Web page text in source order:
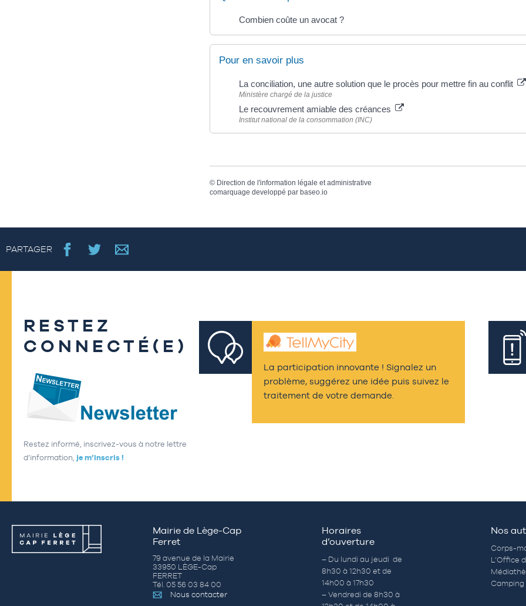
Combien coûte un avocat ?
Pour en savoir plus
La conciliation, une autre solution que le procès pour mettre fin au conflit
Ministère chargé de la justice
Le recouvrement amiable des créances
Institut national de la consommation (INC)
© Direction de l'information légale et administrative
comarquage developpé par baseo.io
PARTAGER
RESTEZ
CONNECTÉ(E)
Restez informé, inscrivez-vous à notre lettre
d’information, je m’inscris !
La participation innovante ! Signalez un
problème, suggérez une idée puis suivez le
traitement de votre demande.
Mairie de Lège-Cap
Ferret
79 avenue de la Mairie
33950 LÈGE-Cap
FERRET
Tél. 05 56 03 84 00
Nous contacter
Horaires
d’ouverture
– Du lundi au jeudi de
8h30 à 12h30 et de
14h00 à 17h30
– Vendredi de 8h30 à
Nos
Corps-
L’Office
Camping